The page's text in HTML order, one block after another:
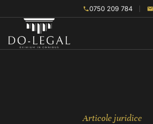
0750 209 784
Articole juridice